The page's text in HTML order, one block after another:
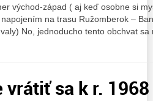
východ-západ ( aj keď osobne si
na trasu Ružomberok –
No, jednoducho tento obchvat
sa k r. 1968